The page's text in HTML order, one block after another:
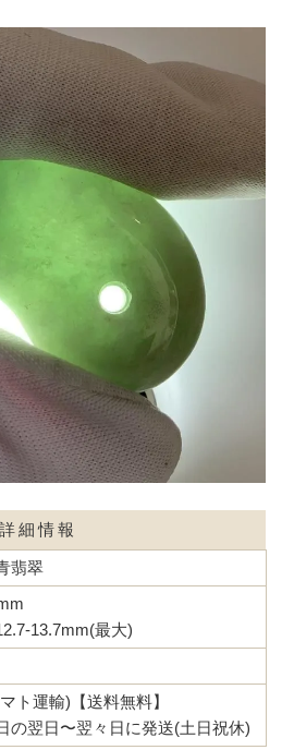
詳細情報
翡翠
13.7mm(最大)
ト運輸)【送料無料】
の翌日〜翌々日に発送(土日祝休)